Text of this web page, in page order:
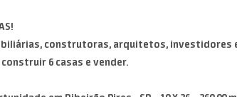
construtoras, arquitetos, investidores
6 casas e vender.